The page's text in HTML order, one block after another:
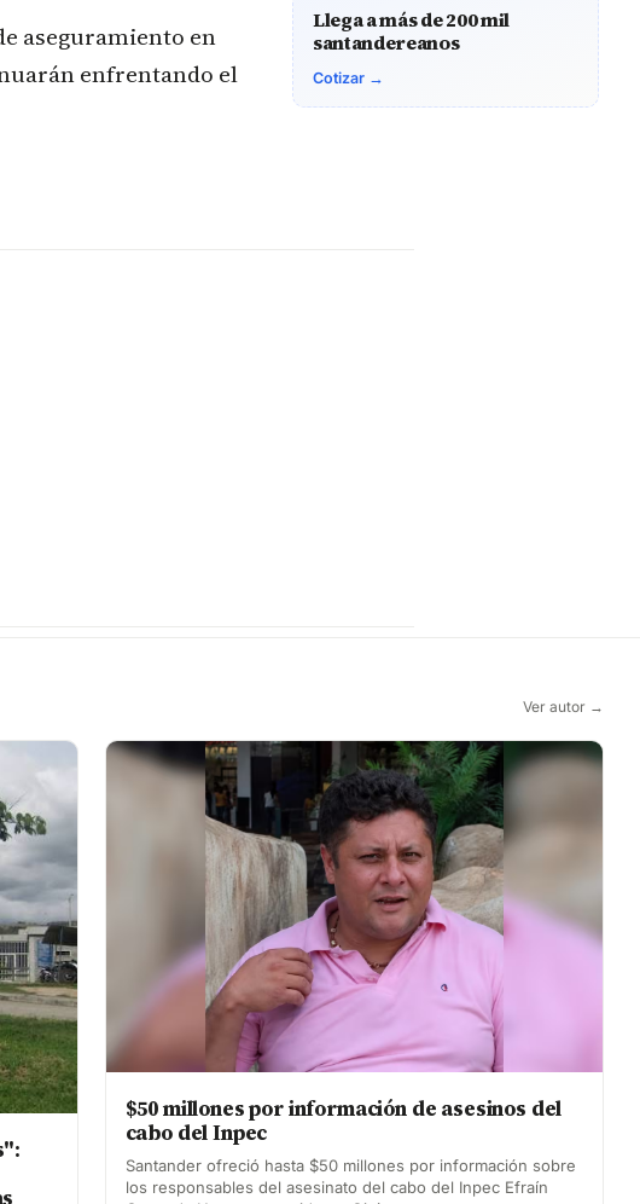
aseguramiento en
enfrentando el
Llega a más de 200 mil
santandereanos
Cotizar →
Ver autor →
$50 millones por información de asesinos del
cabo del Inpec
Santander ofreció hasta $50 millones por información sobre
los responsables del asesinato del cabo del Inpec Efraín